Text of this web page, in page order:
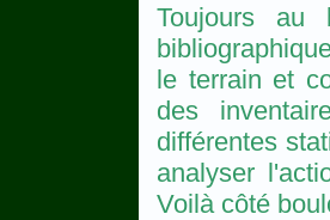
Toujours au
le terrain et
des
différentes
analyser
Voilà côté